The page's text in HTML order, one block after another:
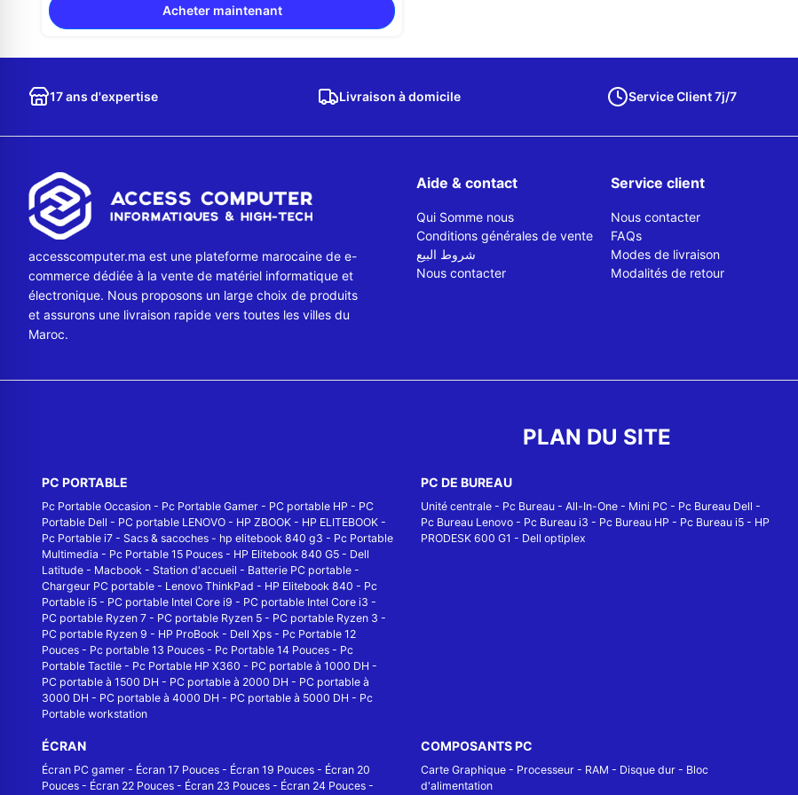
Acheter maintenant
17 ans d'expertise Livraison à domicile Service Client 7j/7
accesscomputer.ma est une plateforme marocaine de e-
commerce dédiée à la vente de matériel informatique et
électronique. Nous proposons un large choix de produits
et assurons une livraison rapide vers toutes les villes du
Maroc.
Aide & contact
Qui Somme nous
Conditions générales de vente
شروط البيع
Nous contacter
Service client
Nous contacter
FAQs
Modes de livraison
Modalités de retour
PLAN DU SITE
PC PORTABLE
Pc Portable Occasion - Pc Portable Gamer - PC portable HP - PC
Portable Dell - PC portable LENOVO - HP ZBOOK - HP ELITEBOOK -
Pc Portable i7 - Sacs & sacoches - hp elitebook 840 g3 - Pc Portable
Multimedia - Pc Portable 15 Pouces - HP Elitebook 840 G5 - Dell
Latitude - Macbook - Station d'accueil - Batterie PC portable -
Chargeur PC portable - Lenovo ThinkPad - HP Elitebook 840 - Pc
Portable i5 - PC portable Intel Core i9 - PC portable Intel Core i3 -
PC portable Ryzen 7 - PC portable Ryzen 5 - PC portable Ryzen 3 -
PC portable Ryzen 9 - HP ProBook - Dell Xps - Pc Portable 12
Pouces - Pc portable 13 Pouces - Pc Portable 14 Pouces - Pc
Portable Tactile - Pc Portable HP X360 - PC portable à 1000 DH -
PC portable à 1500 DH - PC portable à 2000 DH - PC portable à
3000 DH - PC portable à 4000 DH - PC portable à 5000 DH - Pc
Portable workstation
PC DE BUREAU
Unité centrale- Pc Bureau- All-In-One- Mini PC- Pc Bureau Dell -
Pc Bureau Lenovo- Pc Bureau i3 - Pc Bureau HP - Pc Bureau i5- HP
PRODESK 600 G1 - Dell optiplex
ÉCRAN
Écran PC gamer - Écran 17 Pouces - Écran 19 Pouces - Écran 20
Pouces - Écran 22 Pouces - Écran 23 Pouces - Écran 24 Pouces -
COMPOSANTS PC
Carte Graphique- Processeur- RAM - Disque dur- Bloc
d'alimentation